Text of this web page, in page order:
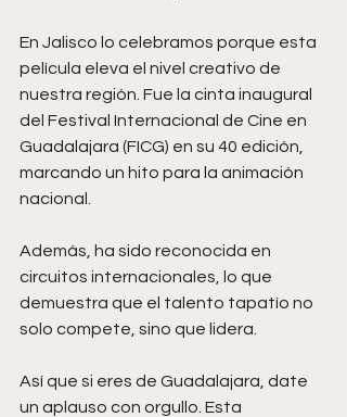
En Jalisco lo celebramos porque esta
película eleva el nivel creativo de
nuestra región. Fue la cinta inaugural
del Festival Internacional de Cine en
Guadalajara (FICG) en su 40 edición,
marcando un hito para la animación
nacional.
Además, ha sido reconocida en
circuitos internacionales, lo que
demuestra que el talento tapatío no
solo compete, sino que lidera.
Así que si eres de Guadalajara, date
un aplauso con orgullo. Esta